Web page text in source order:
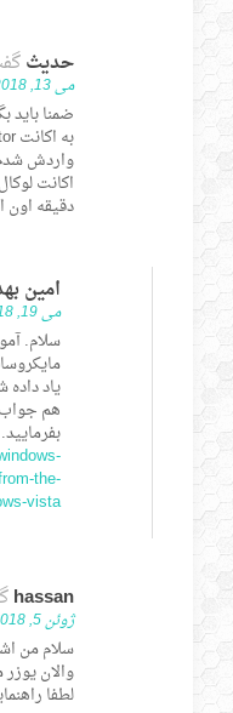
حدیث
می 13, 2018 در 09:54
ضمنا باید
واردش شدم
اکانت
دقیقه اون
امین
می 19, 2018 در 15:08
سلام.
یاد
هم جواب
بفرمایید.
the-
vista/
hassan
ژوئن 5, 2018 در 13:12
سلام من
والان
لطفا